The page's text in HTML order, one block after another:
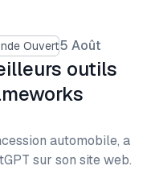
Ouvert5 Août
outils
automobile, a
sur son site web.